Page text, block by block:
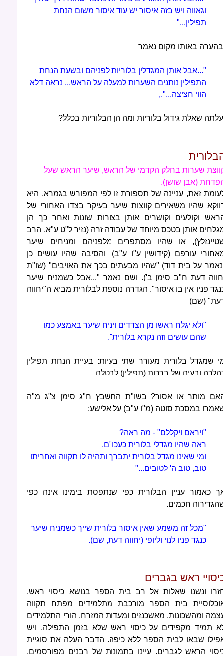
וגאווה ויש בזה איסור יש עוד איסור משום הנחת
תפילין..."
באותו מקום נאמר
"...אבל אותן המגדלין בלוריות לפניהם ובשעת הנחת
התפילין נותנים השערות למעלה על הראש... נראה דלא
הווי חציצה...".,
שאלת גידול בלוריות ומה הן הבלוריות בכלל?
שערות בחלק הקדמי של הראש, שיער הראש שעל
(אבן שושן).
זאת, עניינה של תספורת זו לפי המפורש בגמרא, היא
שהיו משאירים קווצות שיער בעיקר בצדו האחורי של
וקולעים וקושרים אותן בצורות שונות ואחר כך הן
אותן בטכס מיוחד של עבודה זרה (נזיר ל"ט ע"א, הרב
או שהיו מסתפרים מלפניהם ומניחים שיער
עורפם (קידושין ע"ו ע"ב). והסיבה שהיו עושים כן
על בית דוד) "שהיו מבעתים בכך את האויבים" (שו"ת
דעת ח"ב סימן ב'). ושם נאמר "...אבל כשמניח שיער
פניו אין בו איסור". הגדרה נוספת לבלורית מביא ה"יחווה
(שם)
"ולא יגלח ראשו מן הצדדים ויניח שיער באמצע כמו
שהם עושים וזה נקרא בלורית".
שמגדל בלורית מעורר שתי בעיות: בעיית הנחת תפילין
ובעיה של ברכות (תפילין) לבטלה.
מותר או אסור? בשו"ת התשבץ ח"ג סימן צ"ג מ"ה
במסכת סוטה (מ"ו ע"ב) על אלישע:
"ויראם ויקללם" - מה ראה?
ראה שהיו מגדלי בלורית כעכו"ם.
ומי שאינו מגדל בלורית יתברך ותהיה לו תקווה ואחריתו
טוב, טוב ה' לטובים..."
כאמור עניין הבלורית כפי שנתפסת בימינו אינה כפי
חכמים.
"מכל זה משמע שאין איסור בלורית שייך כשמניח שיער
כנגד פניו לנוי וליופי (יחווה דעת, שם).
ראש בגברים
ונשנו שאלות אל רב בית הספר בנושא כיסוי ראש.
בית הספר מורכבת מתלמידים מפתח תקווה
ומהשכונות, מאשכנזים ומעדות המזרח. הורי התלמידים
תמיד מקפידים על כיסוי ראש שלא בזמן התפילה, ויש
שבאו לבית הספר ללא כיפה. הדבר העלה את סוגיית
הראש לגברים. עיינו בתמונות של רבנים מפורסמים,